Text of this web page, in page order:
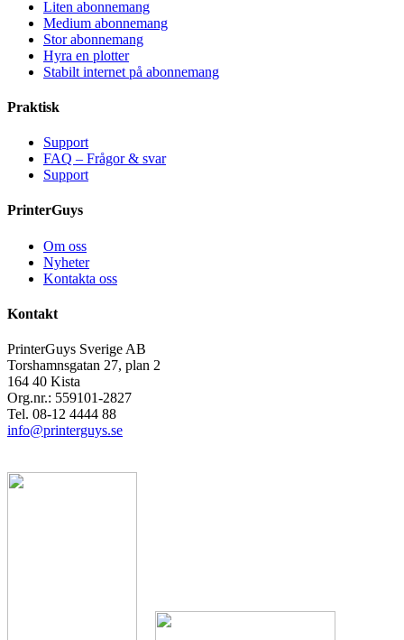
Liten abonnemang
Medium abonnemang
Stor abonnemang
Hyra en plotter
Stabilt internet på abonnemang
Praktisk
Support
FAQ – Frågor & svar
Support
PrinterGuys
Om oss
Nyheter
Kontakta oss
Kontakt
PrinterGuys Sverige AB
Torshamnsgatan 27, plan 2
164 40 Kista
Org.nr.: 559101-2827
Tel. 08-12 4444 88
info@printerguys.se